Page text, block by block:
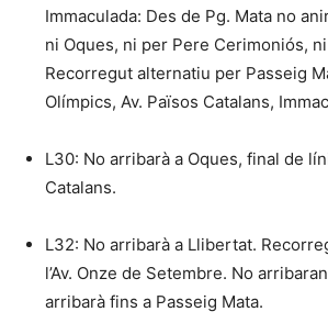
Immaculada: Des de Pg. Mata no
ni Oques, ni per Pere Cerimoniós,
Recorregut alternatiu per Passeig
Olímpics, Av. Països Catalans,
L30: No arribarà a Oques, final de
Catalans.
L32: No arribarà a Llibertat.
l’Av. Onze de Setembre. No
arribarà fins a Passeig Mata.